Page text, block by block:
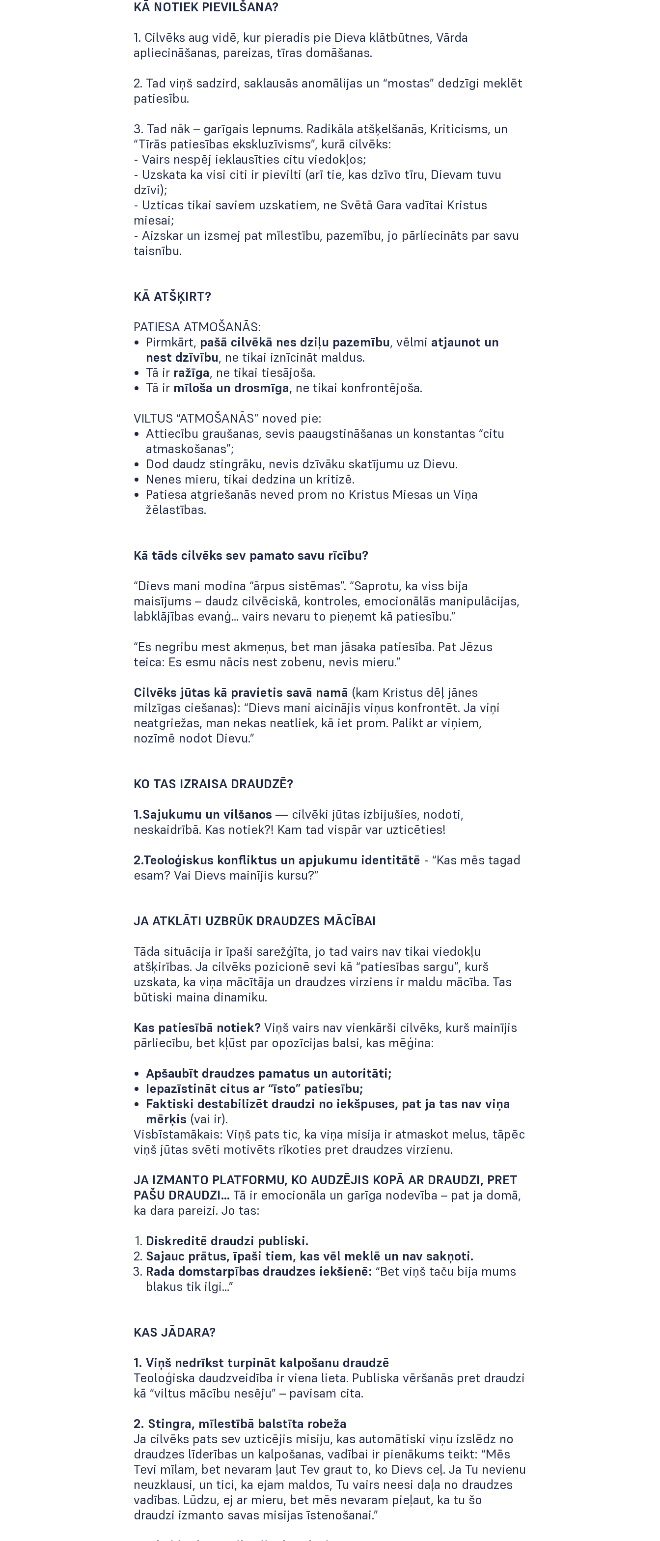
KĀ NOTIEK PIEVILŠANA?
1. Cilvēks aug vidē, kur pieradis pie Dieva klātbūtnes, Vārda
apliecināšanas, pareizas, tīras domāšanas.
2. Tad viņš sadzird, saklausās anomālijas un “mostas” dedzīgi meklēt
patiesību.
3. Tad nāk – garīgais lepnums. Radikāla atšķelšanās, Kriticisms, un
“Tīrās patiesības ekskluzīvisms”, kurā cilvēks:
- Vairs nespēj ieklausīties citu viedokļos;
- Uzskata ka visi citi ir pievilti (arī tie, kas dzīvo tīru, Dievam tuvu
dzīvi);
- Uzticas tikai saviem uzskatiem, ne Svētā Gara vadītai Kristus
miesai;
- Aizskar un izsmej pat mīlestību, pazemību, jo pārliecināts par savu
taisnību.
KĀ ATŠĶIRT?
PATIESA ATMOŠANĀS:
Pirmkārt, pašā cilvēkā nes dziļu pazemību, vēlmi atjaunot un
nest dzīvību, ne tikai iznīcināt maldus.
Tā ir ražīga, ne tikai tiesājoša.
Tā ir mīloša un drosmīga, ne tikai konfrontējoša.
VILTUS “ATMOŠANĀS” noved pie:
Attiecību graušanas, sevis paaugstināšanas un konstantas “citu
atmaskošanas”;
Dod daudz stingrāku, nevis dzīvāku skatījumu uz Dievu.
Nenes mieru, tikai dedzina un kritizē.
Patiesa atgriešanās neved prom no Kristus Miesas un Viņa
žēlastības.
Kā tāds cilvēks sev pamato savu rīcību?
“Dievs mani modina “ārpus sistēmas”. “Saprotu, ka viss bija
maisījums – daudz cilvēciskā, kontroles, emocionālās manipulācijas,
labklājības evanģ… vairs nevaru to pieņemt kā patiesību.”
“Es negribu mest akmeņus, bet man jāsaka patiesība. Pat Jēzus
teica: Es esmu nācis nest zobenu, nevis mieru.”
Cilvēks jūtas kā pravietis savā namā (kam Kristus dēļ jānes
milzīgas ciešanas): “Dievs mani aicinājis viņus konfrontēt. Ja viņi
neatgriežas, man nekas neatliek, kā iet prom. Palikt ar viņiem,
nozīmē nodot Dievu.”
KO TAS IZRAISA DRAUDZĒ?
1.Sajukumu un vilšanos — cilvēki jūtas izbijušies, nodoti,
neskaidrībā. Kas notiek?! Kam tad vispār var uzticēties!
2.Teoloģiskus konfliktus un apjukumu identitātē - “Kas mēs tagad
esam? Vai Dievs mainījis kursu?”
JA ATKLĀTI UZBRŪK DRAUDZES MĀCĪBAI
Tāda situācija ir īpaši sarežģīta, jo tad vairs nav tikai viedokļu
atšķirības. Ja cilvēks pozicionē sevi kā “patiesības sargu”, kurš
uzskata, ka viņa mācītāja un draudzes virziens ir maldu mācība. Tas
būtiski maina dinamiku.
Kas patiesībā notiek? Viņš vairs nav vienkārši cilvēks, kurš mainījis
pārliecību, bet kļūst par opozīcijas balsi, kas mēģina:
Apšaubīt draudzes pamatus un autoritāti;
Iepazīstināt citus ar “īsto” patiesību;
Faktiski destabilizēt draudzi no iekšpuses, pat ja tas nav viņa
mērķis (vai ir).
Visbīstamākais: Viņš pats tic, ka viņa misija ir atmaskot melus, tāpēc
viņš jūtas svēti motivēts rīkoties pret draudzes virzienu.
JA IZMANTO PLATFORMU, KO AUDZĒJIS KOPĀ AR DRAUDZI, PRET
PAŠU DRAUDZI… Tā ir emocionāla un garīga nodevība – pat ja domā,
ka dara pareizi. Jo tas:
Diskreditē draudzi publiski.
Sajauc prātus, īpaši tiem, kas vēl meklē un nav sakņoti.
Rada domstarpības draudzes iekšienē: “Bet viņš taču bija mums
blakus tik ilgi…”
KAS JĀDARA?
1. Viņš nedrīkst turpināt kalpošanu draudzē
Teoloģiska daudzveidība ir viena lieta. Publiska vēršanās pret draudzi
kā “viltus mācību nesēju” – pavisam cita.
2. Stingra, mīlestībā balstīta robeža
Ja cilvēks pats sev uzticējis misiju, kas automātiski viņu izslēdz no
draudzes līderības un kalpošanas, vadībai ir pienākums teikt: “Mēs
Tevi mīlam, bet nevaram ļaut Tev graut to, ko Dievs ceļ. Ja Tu nevienu
neuzklausi, un tici, ka ejam maldos, Tu vairs neesi daļa no draudzes
vadības. Lūdzu, ej ar mieru, bet mēs nevaram pieļaut, ka tu šo
draudzi izmanto savas misijas īstenošanai.”